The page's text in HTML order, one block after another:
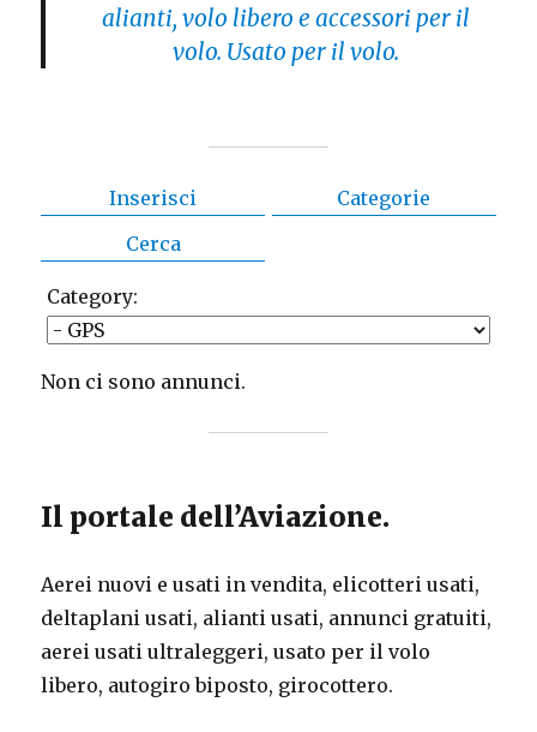
alianti, volo libero e accessori per il
volo. Usato per il volo.
Inserisci
Categorie
Cerca
Category:
Non ci sono annunci.
Il portale dell’Aviazione.
Aerei nuovi e usati in vendita, elicotteri usati,
deltaplani usati, alianti usati, annunci gratuiti,
aerei usati ultraleggeri, usato per il volo
libero, autogiro biposto, girocottero.